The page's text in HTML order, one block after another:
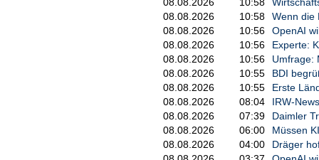
rausgehauen werden darf»,
Bei rezeptfreien Medikamenten
Zulassung vor mehr als 20
Milliarde Euro betragen. Damit
ausgemacht.
Das bedeutet aus Hubmanns
der Apotheke vor Ort in Sachen
ob nun Allergie, Schmerz oder
Patienten im Vier-Augen-
Medikament abzuraten.»
08.08.2026
10:58
Wenn die
08.08.2026
10:56
OpenAI
08.08.2026
10:56
Experte:
08.08.2026
10:56
Umfrage:
08.08.2026
10:55
BDI
08.08.2026
10:55
Erste
08.08.2026
08:04
IRW-
08.08.2026
07:39
Daimler
08.08.2026
06:00
Müssen
08.08.2026
04:00
Dräger